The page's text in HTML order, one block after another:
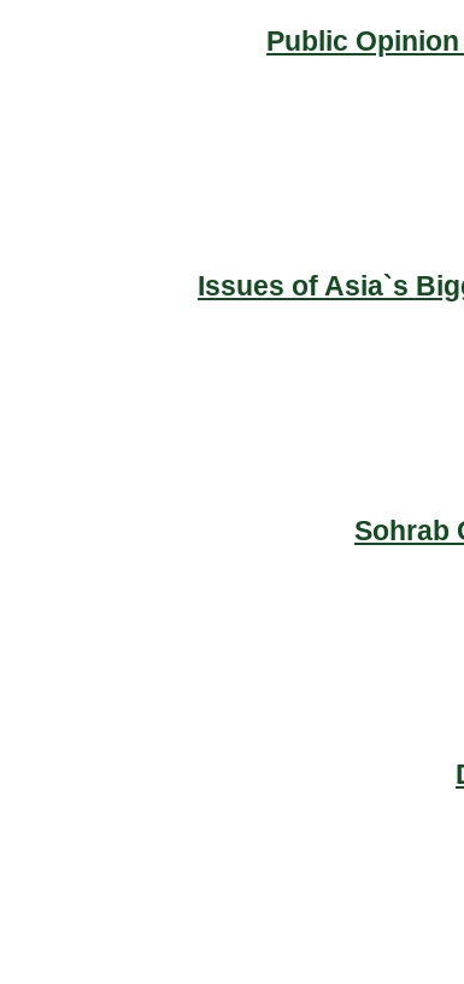
Public
Issues of Asia`s
Sohrab